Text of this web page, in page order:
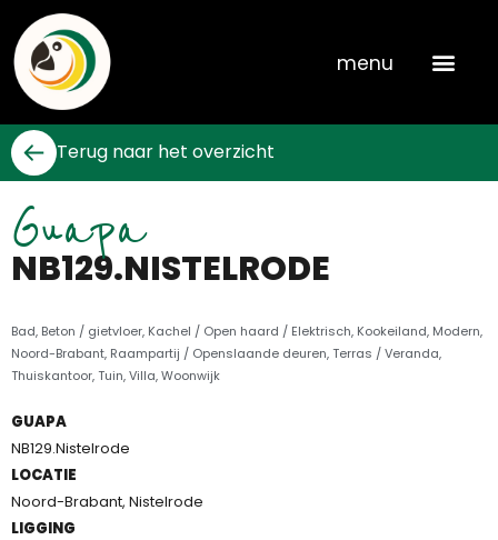
content
menu
Terug naar het overzicht
Guapa
NB129.NISTELRODE
Bad, Beton / gietvloer, Kachel / Open haard / Elektrisch, Kookeiland, Modern,
Noord-Brabant, Raampartij / Openslaande deuren,Terras / Veranda,
Thuiskantoor,Tuin,Villa,Woonwijk
GUAPA
NB129.Nistelrode
LOCATIE
Noord-Brabant, Nistelrode
LIGGING